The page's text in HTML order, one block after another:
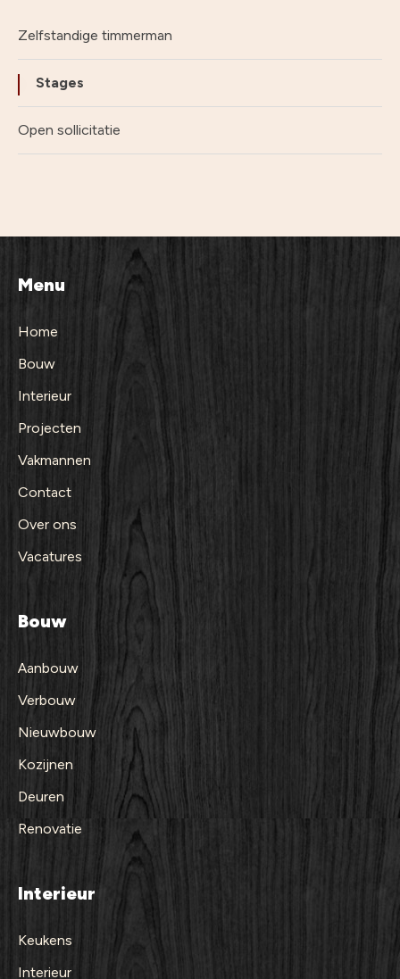
Zelfstandige timmerman
Stages
Open sollicitatie
Menu
Home
Bouw
Interieur
Projecten
Vakmannen
Contact
Over ons
Vacatures
Bouw
Aanbouw
Verbouw
Nieuwbouw
Kozijnen
Deuren
Renovatie
Interieur
Keukens
Interieur